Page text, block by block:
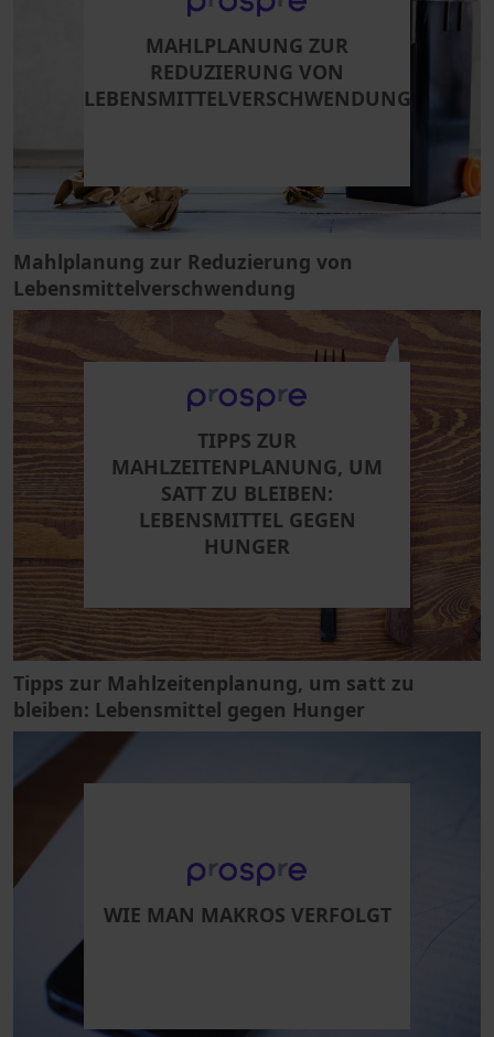
MAHLPLANUNG ZUR
REDUZIERUNG VON
LEBENSMITTELVERSCHWENDUNG
Mahlplanung zur Reduzierung von
Lebensmittelverschwendung
TIPPS ZUR
MAHLZEITENPLANUNG, UM
SATT ZU BLEIBEN:
LEBENSMITTEL GEGEN
HUNGER
Tipps zur Mahlzeitenplanung, um satt zu
bleiben: Lebensmittel gegen Hunger
WIE MAN MAKROS VERFOLGT